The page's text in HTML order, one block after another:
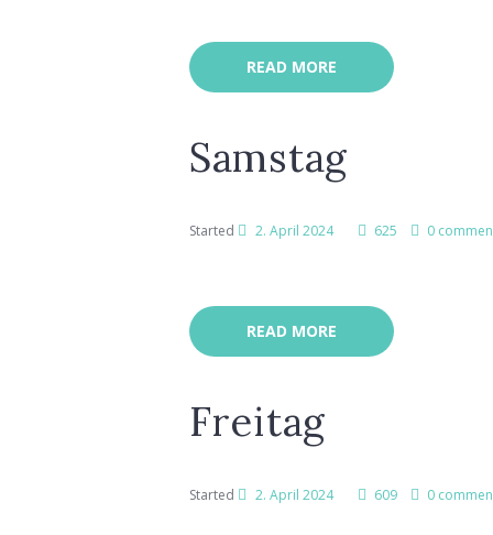
READ MORE
Samstag
Started 2. April 2024 625 0
READ MORE
Freitag
Started 2. April 2024 609 0